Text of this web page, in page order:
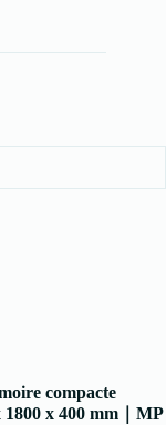
compacte
1800 x 400 mm｜MP